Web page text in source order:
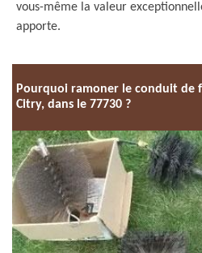
vous-même la valeur
apporte.
Pourquoi ramoner le conduit de
Citry, dans le 77730 ?